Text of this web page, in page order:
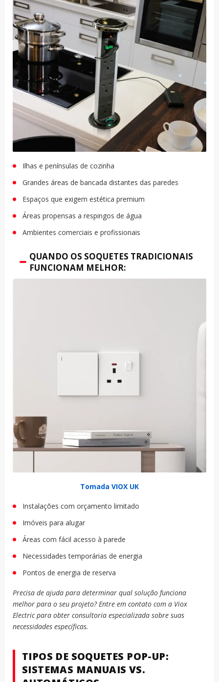
Ilhas e penínsulas de cozinha
Grandes áreas de bancada distantes das paredes
Espaços que exigem estética premium
Áreas propensas a respingos de água
Ambientes comerciais e profissionais
QUANDO OS SOQUETES TRADICIONAIS
FUNCIONAM MELHOR:
Tomada VIOX UK
Instalações com orçamento limitado
Imóveis para alugar
Áreas com fácil acesso à parede
Necessidades temporárias de energia
Pontos de energia de reserva
Precisa de ajuda para determinar qual solução funciona
melhor para o seu projeto? Entre em contato com a Viox
Electric para obter consultoria especializada sobre suas
necessidades específicas.
TIPOS DE SOQUETES POP-UP:
SISTEMAS MANUAIS VS.